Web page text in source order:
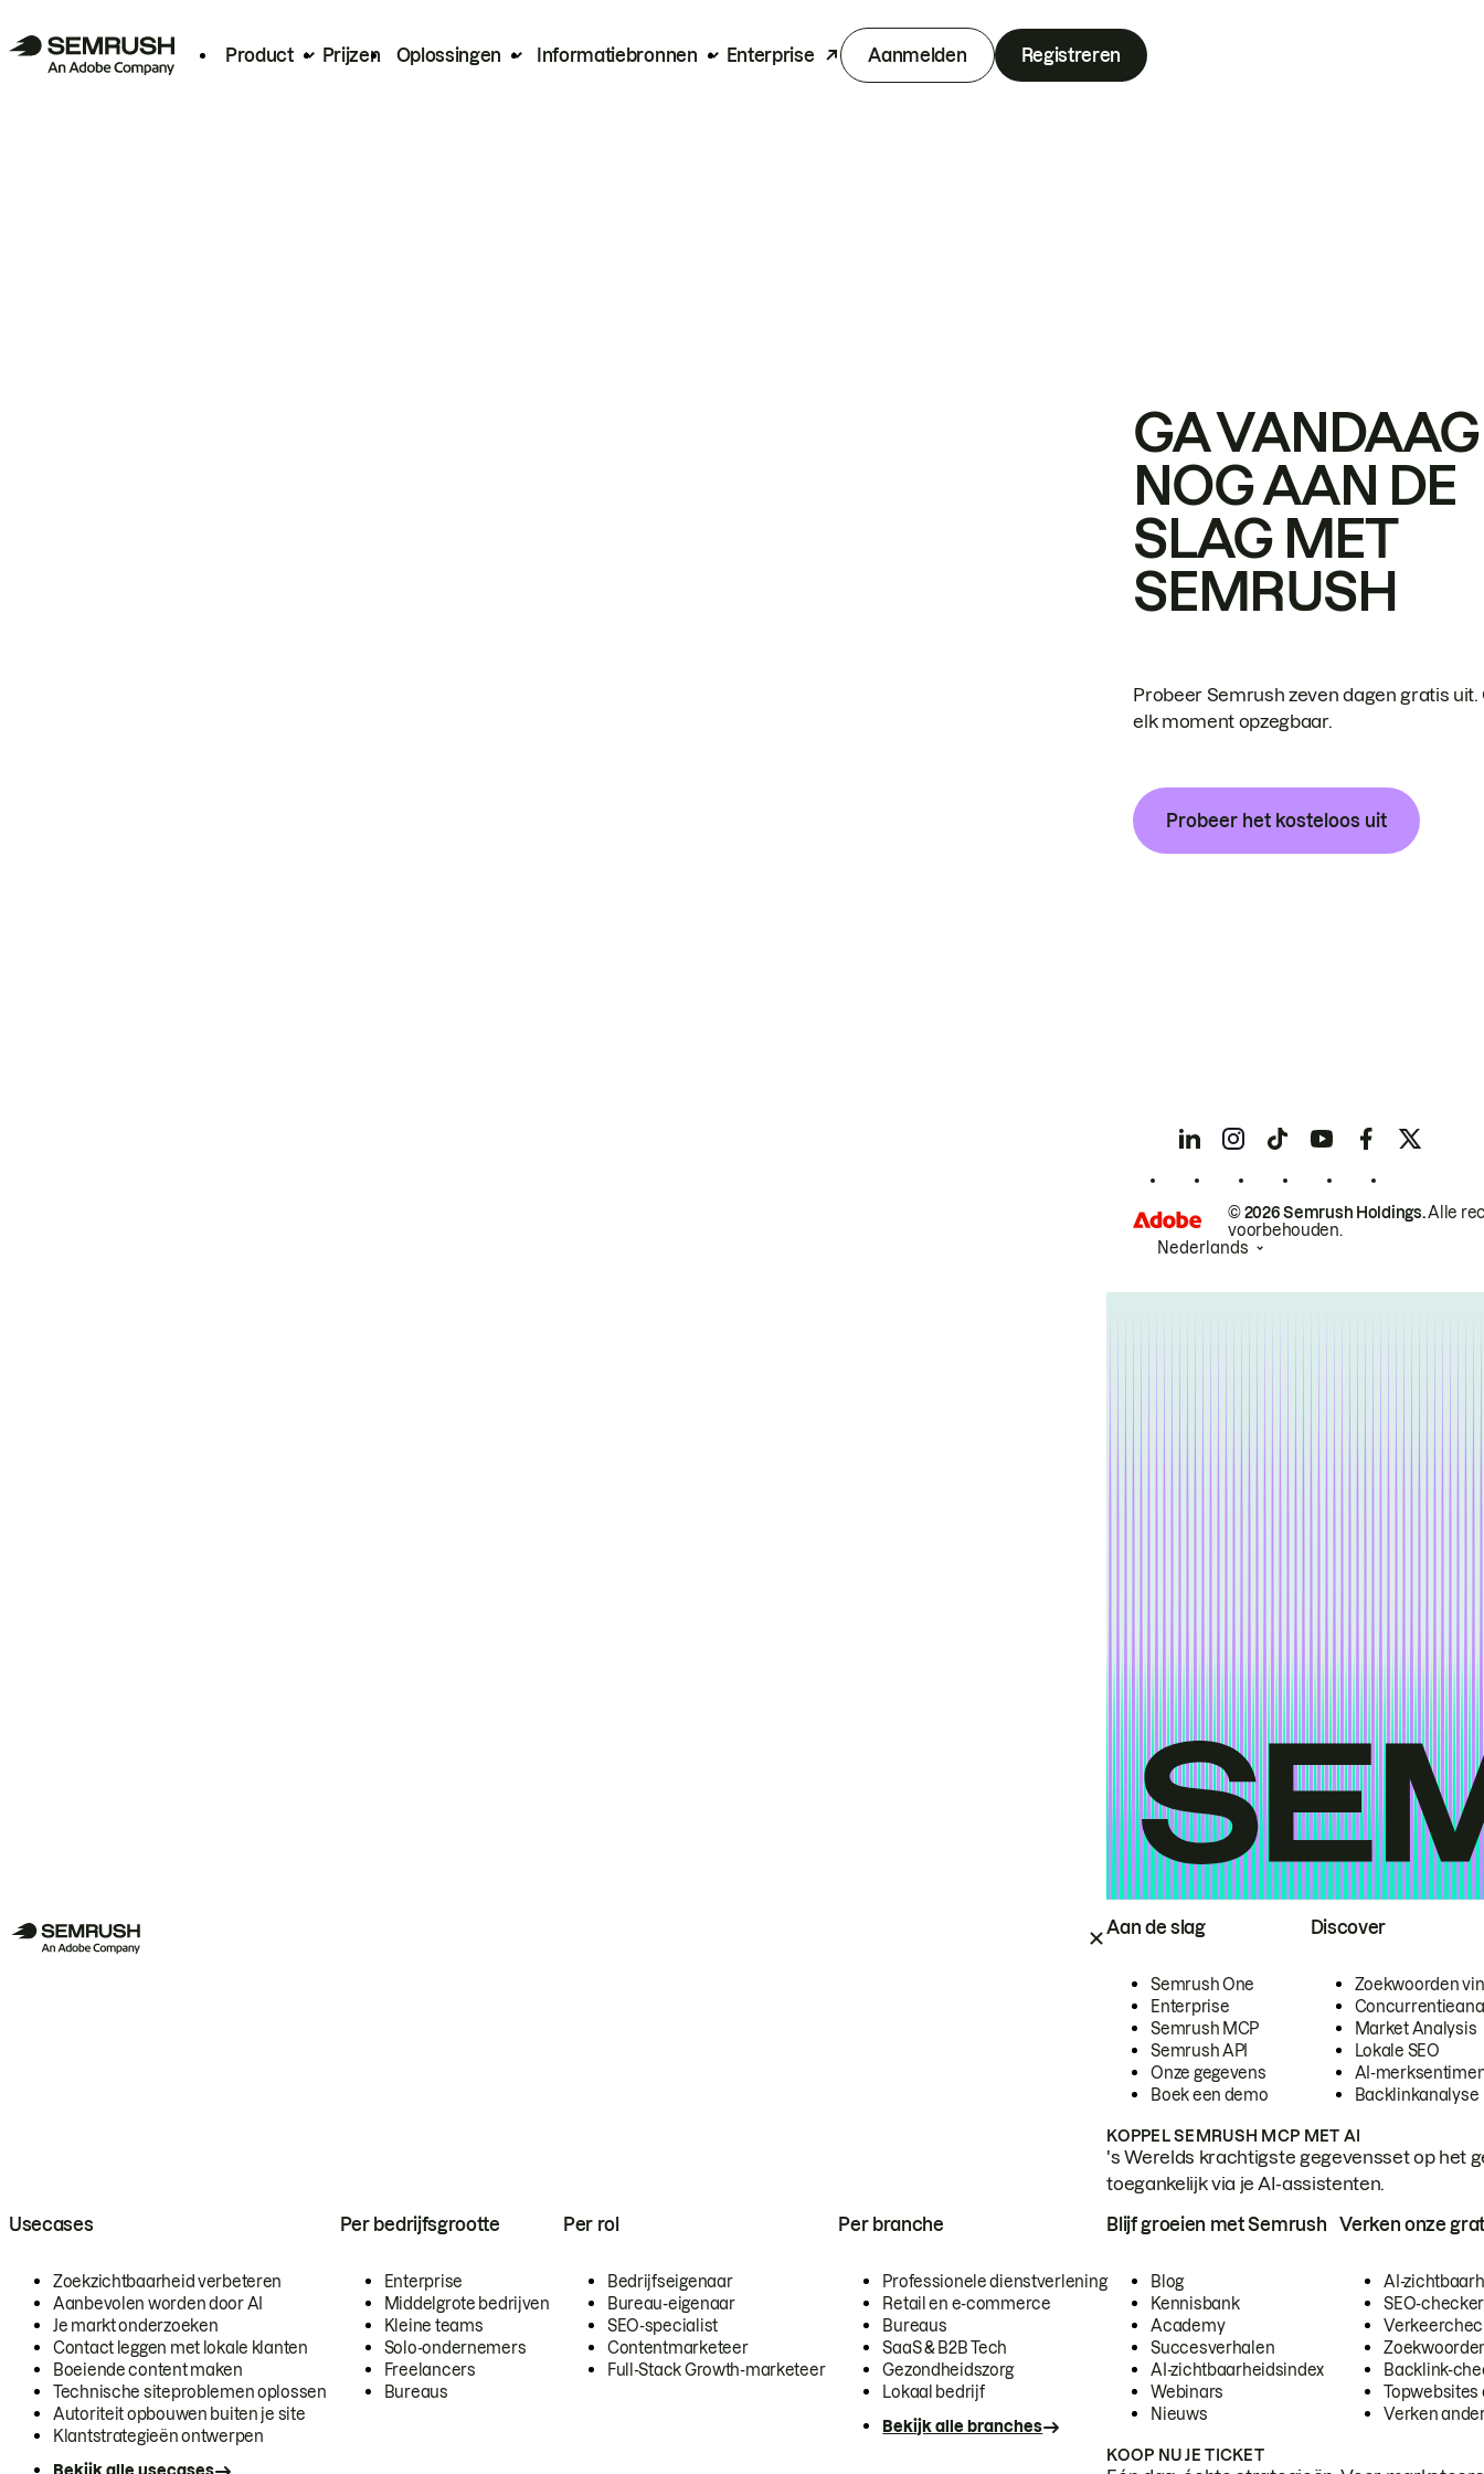
Product Prijzen Oplossingen Informatiebronnen Enterprise Aanmelden Registreren
Aan de slag
Semrush One
Enterprise
Semrush MCP
Semrush API
Onze gegevens
Boek een demo
Discover
Zoekwoorden
Market Analysis
Lokale SEO
AI-
Backlinkanalyse
KOPPEL SEMRUSH MCP MET AI
's Werelds krachtigste gegevensset op het
toegankelijk via je AI-assistenten.
Usecases
Zoekzichtbaarheid verbeteren
Aanbevolen worden door AI
Je markt onderzoeken
Contact leggen met lokale klanten
Boeiende content maken
Technische siteproblemen oplossen
Autoriteit opbouwen buiten je site
Klantstrategieën ontwerpen
Per bedrijfsgrootte
Enterprise
Middelgrote bedrijven
Kleine teams
Solo-ondernemers
Freelancers
Bureaus
Per rol
Bedrijfseigenaar
Bureau-eigenaar
SEO-specialist
Contentmarketeer
Full-Stack Growth-marketeer
Per branche
Professionele dienstverlening
Retail en e-commerce
Bureaus
SaaS & B2B Tech
Gezondheidszorg
Lokaal bedrijf
Bekijk alle branches
Blijf groeien met Semrush
Blog
Kennisbank
Academy
Succesverhalen
AI-zichtbaarheidsindex
Webinars
Nieuws
Verken onze
AI-
SEO-checker
Backlink-
Topwebsites
Verken
KOOP NU JE TICKET
GA VANDAAG
NOG AAN DE
SLAG MET
SEMRUSH
Probeer Semrush zeven dagen gratis uit.
elk moment opzegbaar.
Probeer het kosteloos uit
© 2026 Semrush Holdings.Alle
voorbehouden.
Nederlands